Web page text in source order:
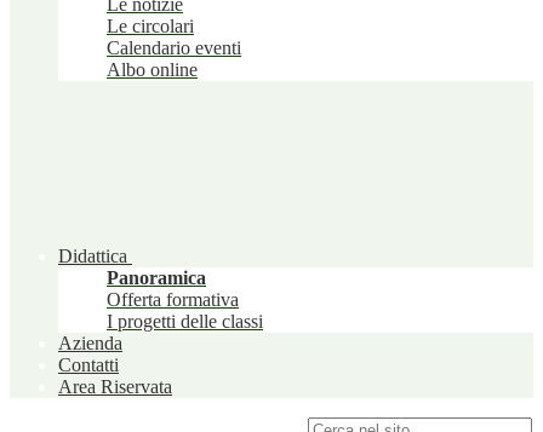
Le notizie
Le circolari
Calendario eventi
Albo online
Didattica
Panoramica
Offerta formativa
I progetti delle classi
Azienda
Contatti
Area Riservata